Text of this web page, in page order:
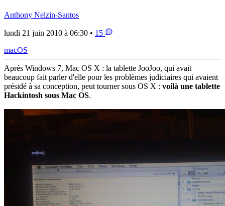
Anthony Nelzin-Santos
lundi 21 juin 2010 à 06:30 • 15
macOS
Après Windows 7, Mac OS X : la tablette JooJoo, qui avait
beaucoup fait parler d'elle pour les problèmes judiciaires qui avaient
présidé à sa conception, peut tourner sous OS X : voilà une tablette
Hackintosh sous Mac OS.